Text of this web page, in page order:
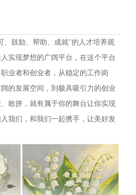
、鼓励、帮助、成就"的人才培养观
实现梦想的广阔平台，在这个平台
业者和创业者，从稳定的工作岗
的发展空间，到极具吸引力的创业
敢拼，就有属于你的舞台让你实现
我们，和我们一起携手，让美好发